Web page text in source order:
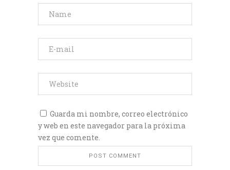
Guarda mi nombre, correo electrónico
y web en este navegador para la próxima
vez que comente.